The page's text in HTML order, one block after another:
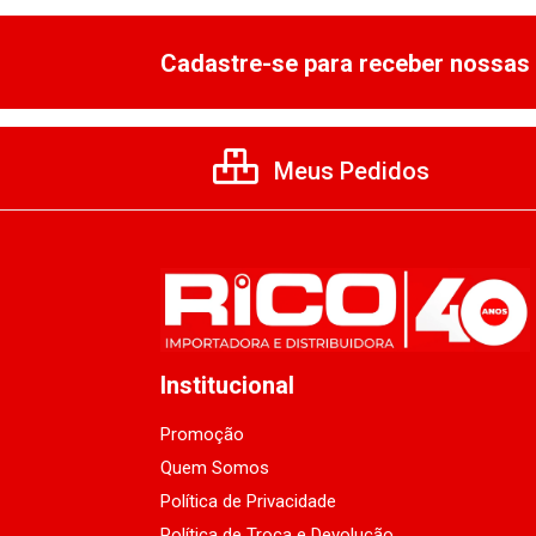
Cadastre-se para receber
Meus Pedidos
Institucional
Promoção
Quem Somos
Política de Privacidade